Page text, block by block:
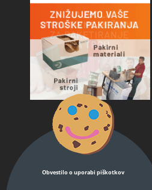
Obvestilo o uporabi piškotkov